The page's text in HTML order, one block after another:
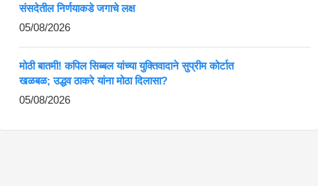
संसदेतील निर्णयाकडे जगाचे लक्ष
05/08/2026
मोठी बातमी! कपिल सिब्बल यांच्या युक्तिवादाने सुप्रीम कोर्टात
खळबळ; उद्धव ठाकरे यांना मोठा दिलासा?
05/08/2026